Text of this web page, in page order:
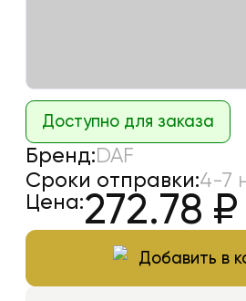
Доступно для заказа
Бренд:DAF
Сроки отправки:4-7
Цена:272.78 ₽
Добавить в